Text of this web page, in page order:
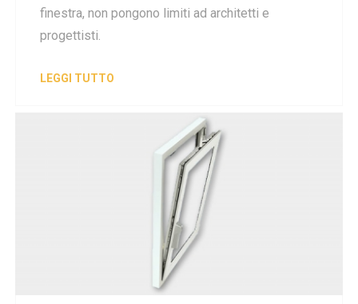
finestra, non pongono limiti ad architetti e
progettisti.
LEGGI TUTTO